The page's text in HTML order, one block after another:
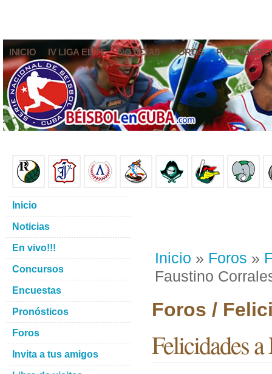
INICIO IV LIGA ELITE NOTICIAS FOROS
Inicio » Foros »
Faustino
Foros /
Felicidades
Inicio
Noticias
En vivo!!!
Concursos
Encuestas
Pronósticos
Foros
Invita a tus amigos